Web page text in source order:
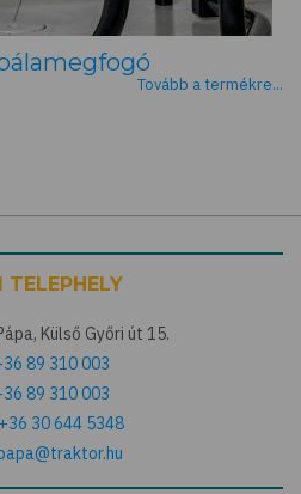
Tovább a termékre...
TELEPHELY
Külső Győri út 15.
89 310 003
89 310 003
+36 30 644 5348